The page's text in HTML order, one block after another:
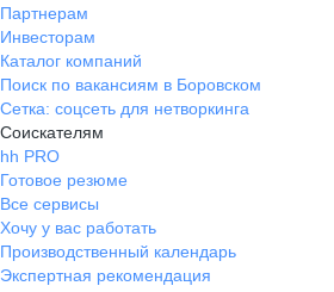
Партнерам
Инвесторам
Каталог компаний
Поиск по вакансиям в Боровском
Сетка: соцсеть для нетворкинга
Соискателям
hh PRO
Готовое резюме
Все сервисы
Хочу у вас работать
Производственный календарь
Экспертная рекомендация